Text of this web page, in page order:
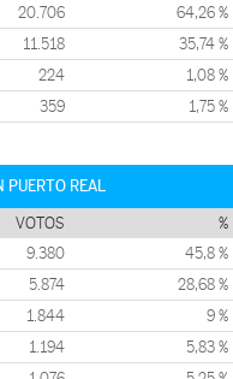
20.706 64,26 %
11.518 35,74 %
224 1,08 %
359 1,75 %
PUERTO REAL
VOTOS %
9.380 45,8 %
5.874 28,68 %
1.844 9 %
1.194 5,83 %